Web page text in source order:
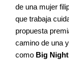
de una mujer
que trabaja
propuesta
camino de una
como Big